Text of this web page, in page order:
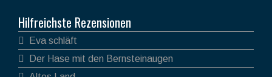
Hilfreichste Rezensionen
Eva schläft
Der Hase mit den Bernsteinaugen